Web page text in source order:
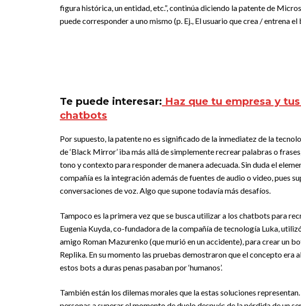
figura histórica, un entidad, etc.”, continúa diciendo la patente de
puede corresponder a uno mismo (p. Ej., El usuario que crea / entrena el
Te puede interesar: Haz que tu empresa y
chatbots
Por supuesto, la patente no es significado de la inmediatez de la
de ‘Black Mirror’ iba más allá de simplemente recrear palabras o
tono y contexto para responder de manera adecuada. Sin duda el
compañía es la integración además de fuentes de audio o video, pues
conversaciones de voz. Algo que supone todavía más desafíos.
Tampoco es la primera vez que se busca utilizar a los chatbots para
Eugenia Kuyda, co-fundadora de la compañía de tecnología Luka,
amigo Roman Mazurenko (que murió en un accidente), para crear un
Replika. En su momento las pruebas demostraron que el concepto era
estos bots a duras penas pasaban por ‘humanos’.
También están los dilemas morales que la estas soluciones